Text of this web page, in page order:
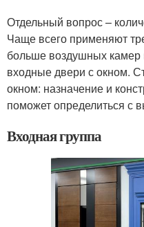
Отдельный вопрос –
Чаще всего применяют
больше воздушных камер
входные двери с окном.
окном: назначение и
поможет определиться с
Входная группа